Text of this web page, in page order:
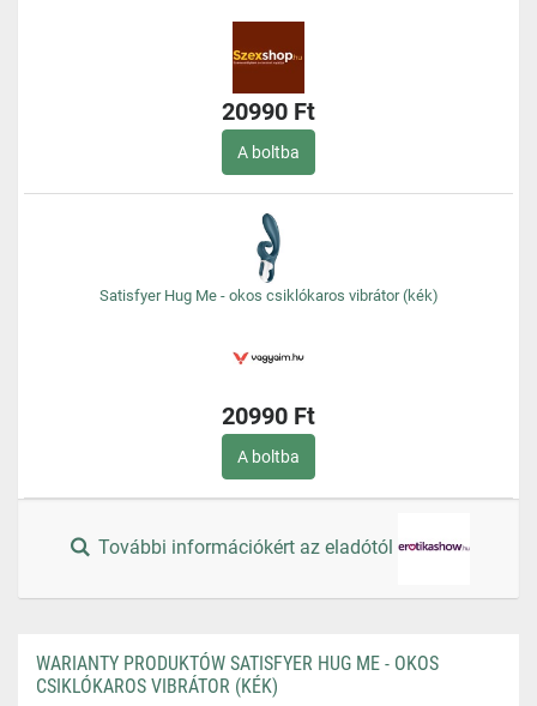
20990 Ft
A boltba
Satisfyer Hug Me - okos csiklókaros vibrátor (kék)
20990 Ft
A boltba
További információkért az eladótól
WARIANTY PRODUKTÓW SATISFYER HUG ME - OKOS
CSIKLÓKAROS VIBRÁTOR (KÉK)